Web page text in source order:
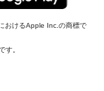
おけるApple Inc.の商標で
す。